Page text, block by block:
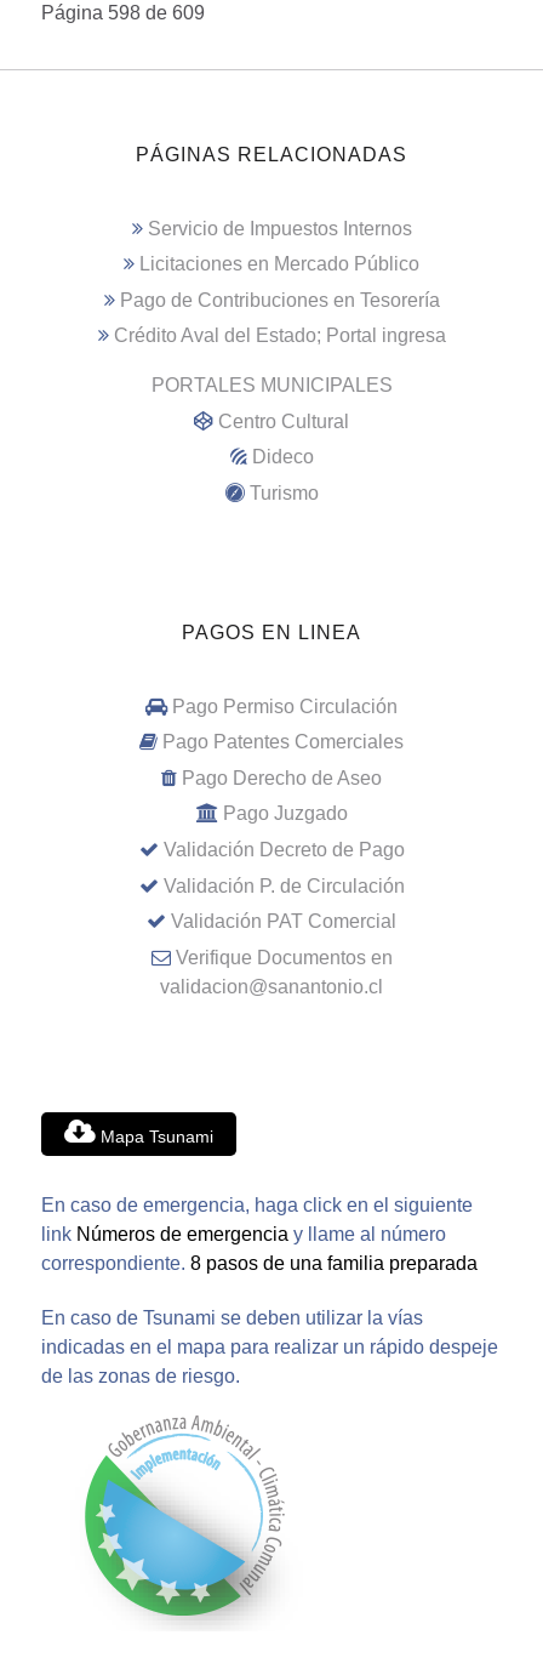
Página 598 de 609
PÁGINAS RELACIONADAS
Servicio de Impuestos Internos
Licitaciones en Mercado Público
Pago de Contribuciones en Tesorería
Crédito Aval del Estado; Portal ingresa
PORTALES MUNICIPALES
Centro Cultural
Dideco
Turismo
PAGOS EN LINEA
Pago Permiso Circulación
Pago Patentes Comerciales
Pago Derecho de Aseo
Pago Juzgado
Validación Decreto de Pago
Validación P. de Circulación
Validación PAT Comercial
Verifique Documentos en
validacion@sanantonio.cl
Mapa Tsunami
En caso de emergencia, haga click en el siguiente
link Números de emergencia y llame al número
correspondiente. 8 pasos de una familia preparada
En caso de Tsunami se deben utilizar la vías
indicadas en el mapa para realizar un rápido despeje
de las zonas de riesgo.